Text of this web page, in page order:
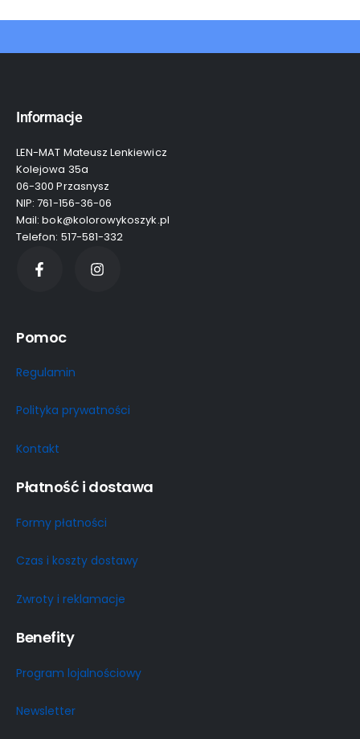
Informacje
LEN-MAT Mateusz Lenkiewicz
Kolejowa 35a
06-300 Przasnysz
NIP: 761-156-36-06
Mail: bok@kolorowykoszyk.pl
Telefon: 517-581-332
Pomoc
Regulamin
Polityka prywatności
Kontakt
Płatność i dostawa
Formy płatności
Czas i koszty dostawy
Zwroty i reklamacje
Benefity
Program lojalnościowy
Newsletter